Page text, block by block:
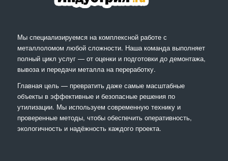
Мы специализируемся на комплексной работе с
металлоломом любой сложности. Наша команда выполняет
полный цикл услуг — от оценки и подготовки до демонтажа,
вывоза и передачи металла на переработку.
Главная цель — превратить даже самые масштабные
объекты в эффективные и безопасные решения по
утилизации. Мы используем современную технику и
проверенные методы, чтобы обеспечить оперативность,
экологичность и надёжность каждого проекта.